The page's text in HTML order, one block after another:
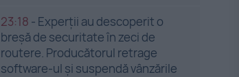
23:18 - Experții au descoperit o
breșă de securitate în zeci de
routere. Producătorul retrage
software-ul și suspendă vânzările